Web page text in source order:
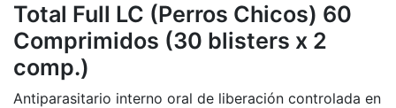
Total Full LC (Perros Chicos) 60
Comprimidos (30 blisters x 2
comp.)
Antiparasitario interno oral de liberación controlada en